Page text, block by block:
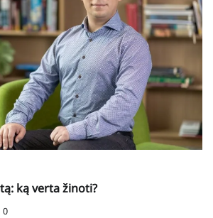
ką verta žinoti?
0